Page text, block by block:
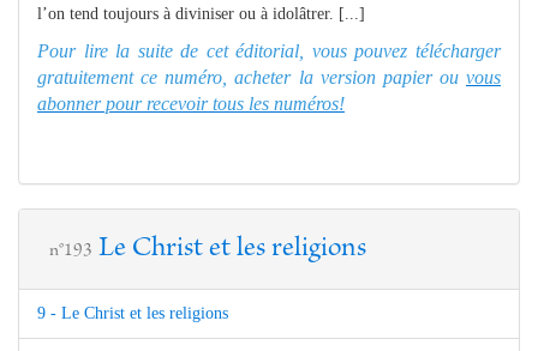
l’on tend toujours à diviniser ou à idolâtrer. [...]
Pour lire la suite de cet éditorial, vous pouvez télécharger
gratuitement ce numéro, acheter la version papier ou vous
abonner pour recevoir tous les numéros!
n°193 Le Christ et les religions
9 - Le Christ et les religions